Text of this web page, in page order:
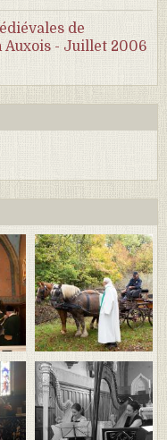
de
Auxois - Juillet 2006